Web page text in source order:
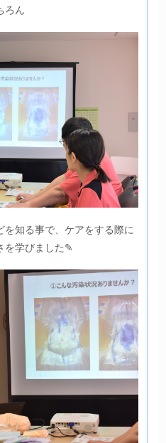
ろん
知る事で、ケアをする際に
を学びました✎